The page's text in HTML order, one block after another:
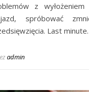
z
spróbować
Last
admin